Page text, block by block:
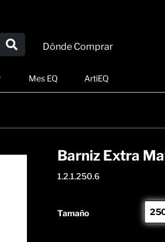
Dónde Comprar
Mes EQ ArtiEQ
Barniz Extra
1.2.1.250.6
Tamaño